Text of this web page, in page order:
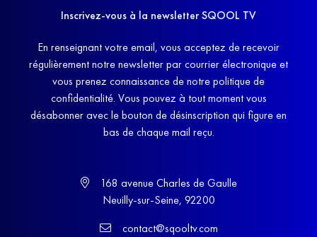
Inscrivez-vous à la newsletter SQOOL TV
En renseignant votre email, vous acceptez de recevoir
régulièrement notre newsletter par courrier électronique et
vous prenez connaissance de notre politique de
confidentialité. Vous pouvez à tout moment vous
désabonner avec le bouton de désinscription qui figure en
bas de chaque mail reçu.
168 avenue Charles de Gaulle
Neuilly-sur-Seine, 92200
contact@sqooltv.com